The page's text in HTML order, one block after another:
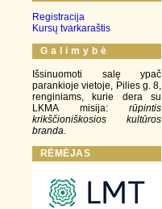
Registracija
Kursų tvarkaraštis
G a l i m y b ė
Išsinuomoti salę ypač
parankioje vietoje, Pilies g. 8,
renginiams, kurie dera su
LKMA misija: rūpintis
krikščioniškosios kultūros
branda.
RĖMĖJAS